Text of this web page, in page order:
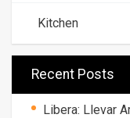
Kitchen
Recent Posts
Libera: Llevar